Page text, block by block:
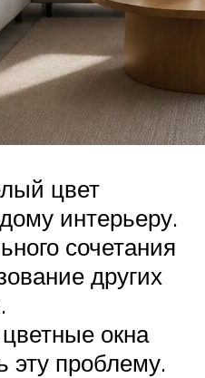
цвет
интерьеру.
сочетания
других
окна
эту проблему.